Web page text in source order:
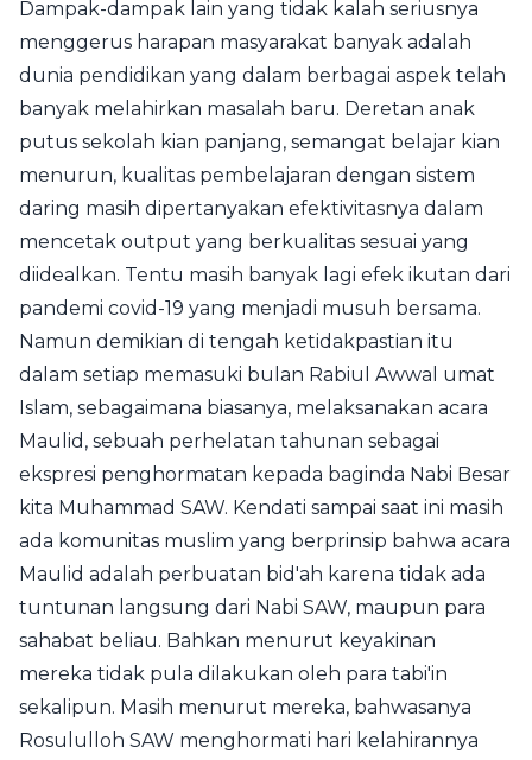
Dampak-dampak lain yang tidak kalah seriusnya
menggerus harapan masyarakat banyak adalah
dunia pendidikan yang dalam berbagai aspek telah
banyak melahirkan masalah baru. Deretan anak
putus sekolah kian panjang, semangat belajar kian
menurun, kualitas pembelajaran dengan sistem
daring masih dipertanyakan efektivitasnya dalam
mencetak output yang berkualitas sesuai yang
diidealkan. Tentu masih banyak lagi efek ikutan dari
pandemi covid-19 yang menjadi musuh bersama.
Namun demikian di tengah ketidakpastian itu
dalam setiap memasuki bulan Rabiul Awwal umat
Islam, sebagaimana biasanya, melaksanakan acara
Maulid, sebuah perhelatan tahunan sebagai
ekspresi penghormatan kepada baginda Nabi Besar
kita Muhammad SAW. Kendati sampai saat ini masih
ada komunitas muslim yang berprinsip bahwa acara
Maulid adalah perbuatan bid'ah karena tidak ada
tuntunan langsung dari Nabi SAW, maupun para
sahabat beliau. Bahkan menurut keyakinan
mereka tidak pula dilakukan oleh para tabi'in
sekalipun. Masih menurut mereka, bahwasanya
Rosululloh SAW menghormati hari kelahirannya